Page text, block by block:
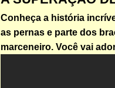
Conheça a história
as pernas e parte dos
marceneiro. Você vai